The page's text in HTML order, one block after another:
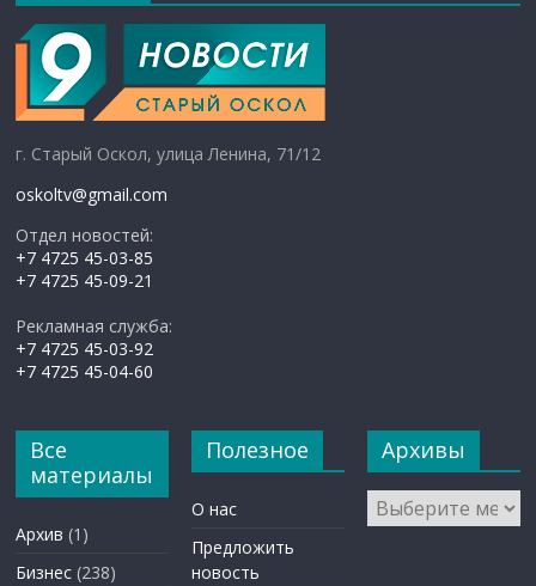
г. Старый Оскол, улица Ленина, 71/12
oskoltv@gmail.com
Отдел новостей:
+7 4725 45-03-85
+7 4725 45-09-21
Рекламная служба:
+7 4725 45-03-92
+7 4725 45-04-60
Все
материалы
Архив (1)
Бизнес (238)
Полезное
О нас
Предложить
новость
Архивы
Архивы